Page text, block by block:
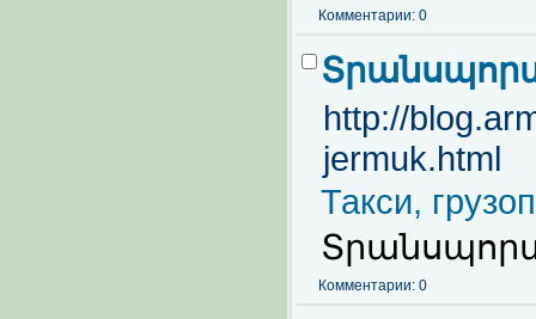
Комментарии: 0
http://
jermuk.html
Такси,
Комментарии: 0